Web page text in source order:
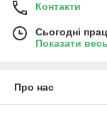
Контакти
Сьогодні
Показати
Про нас